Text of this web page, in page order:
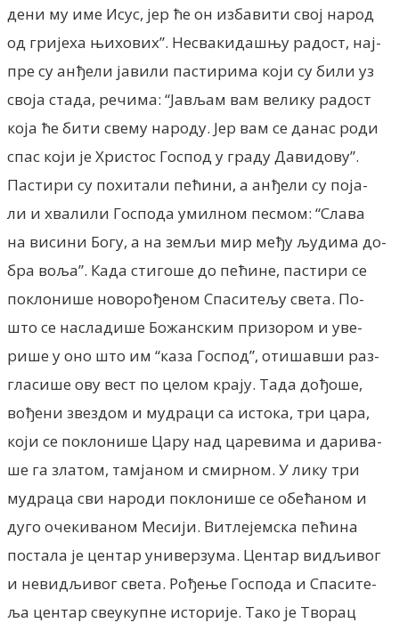
дени му име Исус, јер ће он избавити свој народ
од гријеха њихових”. Несвакидашњу радост, нај-
пре су анђели јавили пастирима који су били уз
своја стада, речима: “Јављам вам велику радост
која ће бити свему народу. Јер вам се данас роди
спас који је Христос Господ у граду Давидову”.
Пастири су похитали пећини, а анђели су поја-
ли и хвалили Господа умилном песмом: “Слава
на висини Богу, а на земљи мир међу људима до-
бра воља”. Када стигоше до пећине, пастири се
поклонише новорођеном Спаситељу света. По-
што се насладише Божанским призором и уве-
рише у оно што им “каза Господ”, отишавши раз-
гласише ову вест по целом крају. Тада дођоше,
вођени звездом и мудраци са истока, три цара,
који се поклонише Цару над царевима и дарива-
ше га златом, тамјаном и смирном. У лику три
мудраца сви народи поклонише се обећаном и
дуго очекиваном Месији. Витлејемска пећина
постала је центар универзума. Центар видљивог
и невидљивог света. Рођење Господа и Спасите-
ља центар свеукупне историје. Тако је Творац